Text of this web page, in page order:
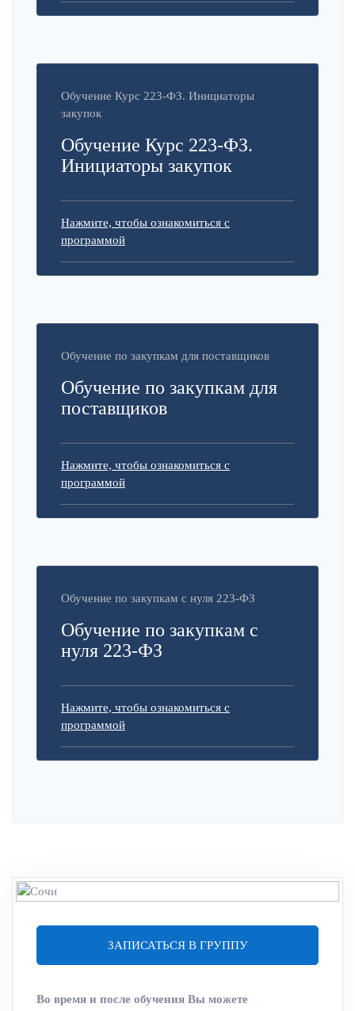
Обучение Курс 223-ФЗ. Инициаторы
закупок
Обучение Курс 223-ФЗ.
Инициаторы закупок
Нажмите, чтобы ознакомиться с
программой
Обучение по закупкам для поставщиков
Обучение по закупкам для
поставщиков
Нажмите, чтобы ознакомиться с
программой
Обучение по закупкам с нуля 223-ФЗ
Обучение по закупкам с
нуля 223-ФЗ
Нажмите, чтобы ознакомиться с
программой
ЗАПИСАТЬСЯ В ГРУППУ
Во время и после обучения Вы можете